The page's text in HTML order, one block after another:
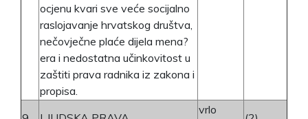
ocjenu kvari sve veće socijalno
raslojavanje hrvatskog društva,
nečovječne plaće dijela mena?
era i nedostatna učinkovitost u
zaštiti prava radnika iz zakona i
propisa.
vrlo